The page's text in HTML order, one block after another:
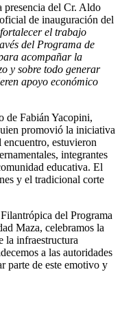
presencia del Cr. Aldo
de inauguración del
el trabajo
del Programa de
acompañar la
y sobre todo generar
apoyo económico
de Fabián Yacopini,
promovió la iniciativa
estuvieron
integrantes
educativa. El
y el tradicional corte
del Programa
Maza, celebramos la
la infraestructura
a las autoridades
parte de este emotivo y